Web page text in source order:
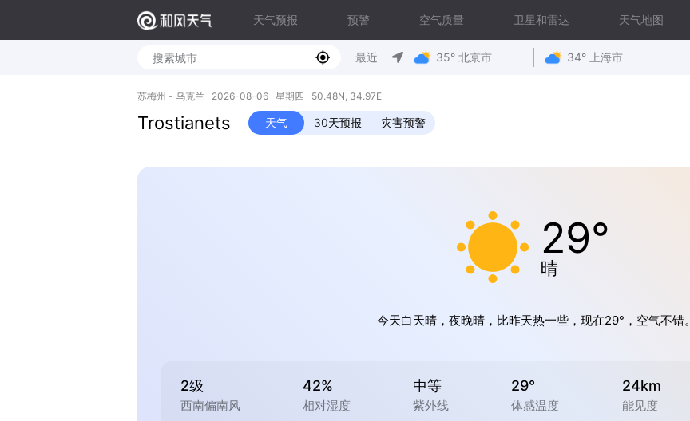
天气预报 预警 空气质量 卫星和雷达 天气地图
最近 35° 北京市 34° 上海市
苏梅州 - 乌克兰 2026-08-06 星期四 50.48N, 34.97E
Trostianets 天气 30天预报 灾害预警
29°
晴
今天白天晴，夜晚晴，比昨天热一些，现在29°，空气不错。
2级
西南偏南风
42%
相对湿度
中等
紫外线
29°
体感温度
24km
能见度